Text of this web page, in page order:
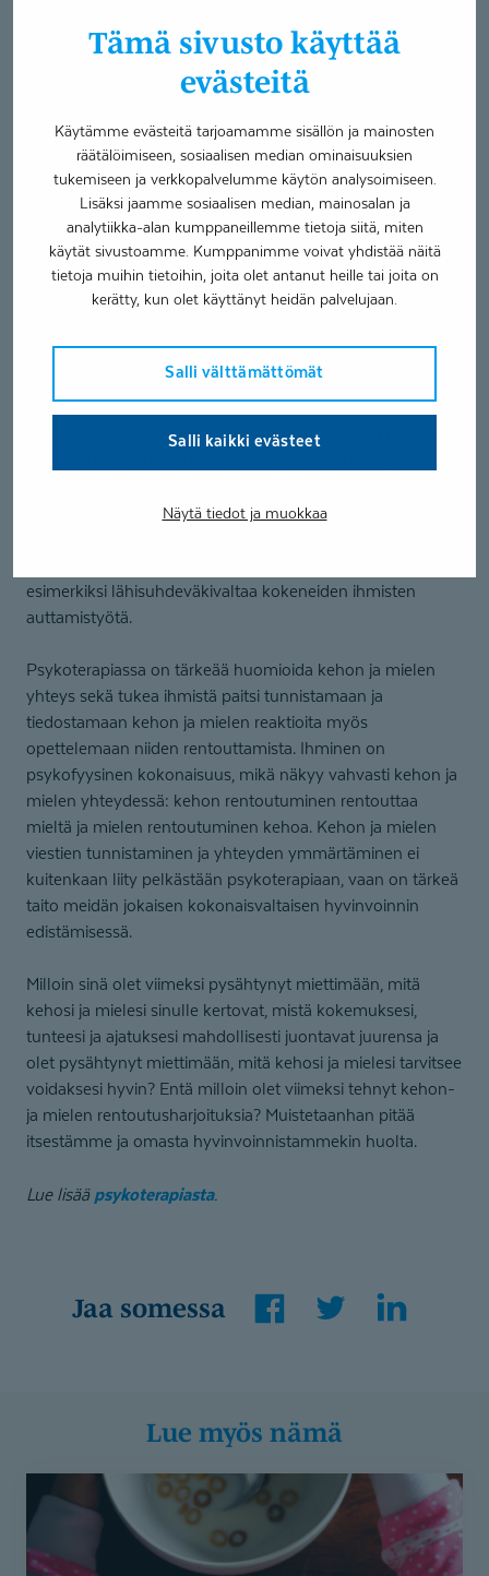
Tämä sivusto käyttää
evästeitä
Käytämme evästeitä tarjoamamme sisällön ja mainosten
räätälöimiseen, sosiaalisen median ominaisuuksien
tukemiseen ja verkkopalvelumme käytön analysoimiseen.
Lisäksi jaamme sosiaalisen median, mainosalan ja
analytiikka-alan kumppaneillemme tietoja siitä, miten
käytät sivustoamme. Kumppanimme voivat yhdistää näitä
tietoja muihin tietoihin, joita olet antanut heille tai joita on
kerätty, kun olet käyttänyt heidän palvelujaan.
Salli välttämättömät
Salli kaikki evästeet
Näytä tiedot ja muokkaa
huomioida kehon ja mielen
yhteys
Psykoterapiassa ja etenkin traumapsykoterapiassa
opetellaan tunnistamaan ja tiedostamaan kehon sekä
mielen viestejä ja reaktiota. Tärkeää on myös opetella
rauhoittamaan ylivirittynyttä hermostoa esimerkiksi veden
juonnin, pastillien imeskelyn, hengitys- ja
rentoutusharjoitusten, aistien aktivoimisen sekä
Kun hermosto, keho ja mieli rauhoittuvat, ihminen pääsee
ylivirittyneestä tilasta takaisin sietoikkunalleen, mikä
mahdollistaa järjen takaisin saamisen ja asioiden tietoisen
ymmärtää, että joskus keho hälyttää sisäisesti vaaraa,
esimerkiksi lähisuhdeväkivaltaa kokeneiden ihmisten
auttamistyötä.
Psykoterapiassa on tärkeää huomioida kehon ja mielen
yhteys sekä tukea ihmistä paitsi tunnistamaan ja
tiedostamaan kehon ja mielen reaktioita myös
opettelemaan niiden rentouttamista. Ihminen on
psykofyysinen kokonaisuus, mikä näkyy vahvasti kehon ja
mielen yhteydessä: kehon rentoutuminen rentouttaa
mieltä ja mielen rentoutuminen kehoa. Kehon ja mielen
viestien tunnistaminen ja yhteyden ymmärtäminen ei
kuitenkaan liity pelkästään psykoterapiaan, vaan on tärkeä
taito meidän jokaisen kokonaisvaltaisen hyvinvoinnin
edistämisessä.
Milloin sinä olet viimeksi pysähtynyt miettimään, mitä
kehosi ja mielesi sinulle kertovat, mistä kokemuksesi,
tunteesi ja ajatuksesi mahdollisesti juontavat juurensa ja
olet pysähtynyt miettimään, mitä kehosi ja mielesi tarvitsee
voidaksesi hyvin? Entä milloin olet viimeksi tehnyt kehon-
ja mielen rentoutusharjoituksia? Muistetaanhan pitää
itsestämme ja omasta hyvinvoinnistammekin huolta.
Lue lisää psykoterapiasta.
Jaa somessa
Lue myös nämä
Asiantuntija
vastaa
Kuinka